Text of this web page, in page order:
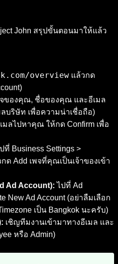
John สรุปขั้นตอนมาให้แล้ว
overview แล้วกด
ของคุณ, ชื่อของคุณ และอีเมล
บริษัท เพื่อความน่าเชื่อถือ)
มลไปหาคุณ ให้กด Confirm เพื่อ
ที่ Business Settings >
ด Add เพจที่คุณเป็นเจ้าของเข้า
Ad Account): ไปที่ Ad
New Ad Account (อย่าลืมเลือก
เป็น Bangkok นะครับ)
เชิญทีมงานเข้ามาทางอีเมล และ
หรือ Admin)